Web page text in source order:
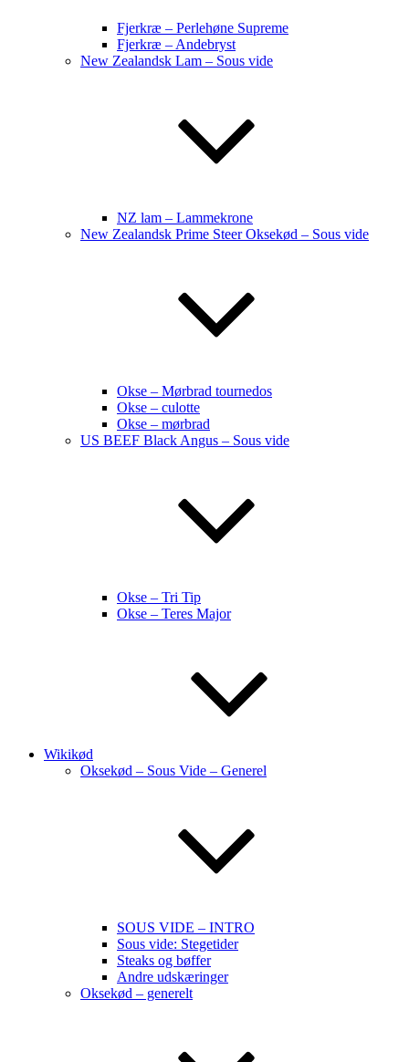
Fjerkræ – Perlehøne Supreme
Fjerkræ – Andebryst
New Zealandsk Lam – Sous vide
NZ lam – Lammekrone
New Zealandsk Prime Steer Oksekød – Sous vide
Okse – Mørbrad tournedos
Okse – culotte
Okse – mørbrad
US BEEF Black Angus – Sous vide
Okse – Tri Tip
Okse – Teres Major
Wikikød
Oksekød – Sous Vide – Generel
SOUS VIDE – INTRO
Sous vide: Stegetider
Steaks og bøffer
Andre udskæringer
Oksekød – generelt